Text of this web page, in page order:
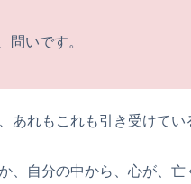
問いです。
あれもこれも引き受けてい
、自分の中から、心が、亡